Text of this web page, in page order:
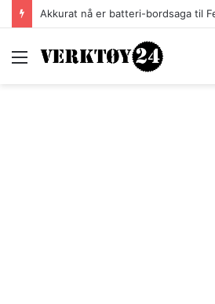
Akkurat nå er batteri-bordsaga til
Meny